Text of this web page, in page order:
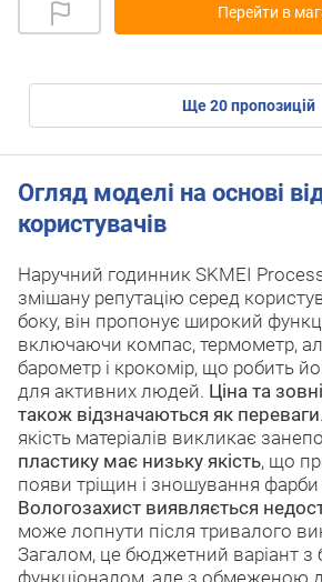
Перейти в
ще20пропозицій
Огляд моделі на основі
користувачів
Наручний годинник SKMEI
змішану репутацію серед
боку, він пропонує широкий
включаючи компас, термометр,
барометр і крокомір, що робить
для активних людей. Ціна та
також відзначаються як переваги
якість матеріалів викликає
пластику має низьку якість, що
появи тріщин і зношування
Вологозахист виявляється
може лопнути після тривалого
Загалом, це бюджетний варіант з
функціоналом, але з обмеженою